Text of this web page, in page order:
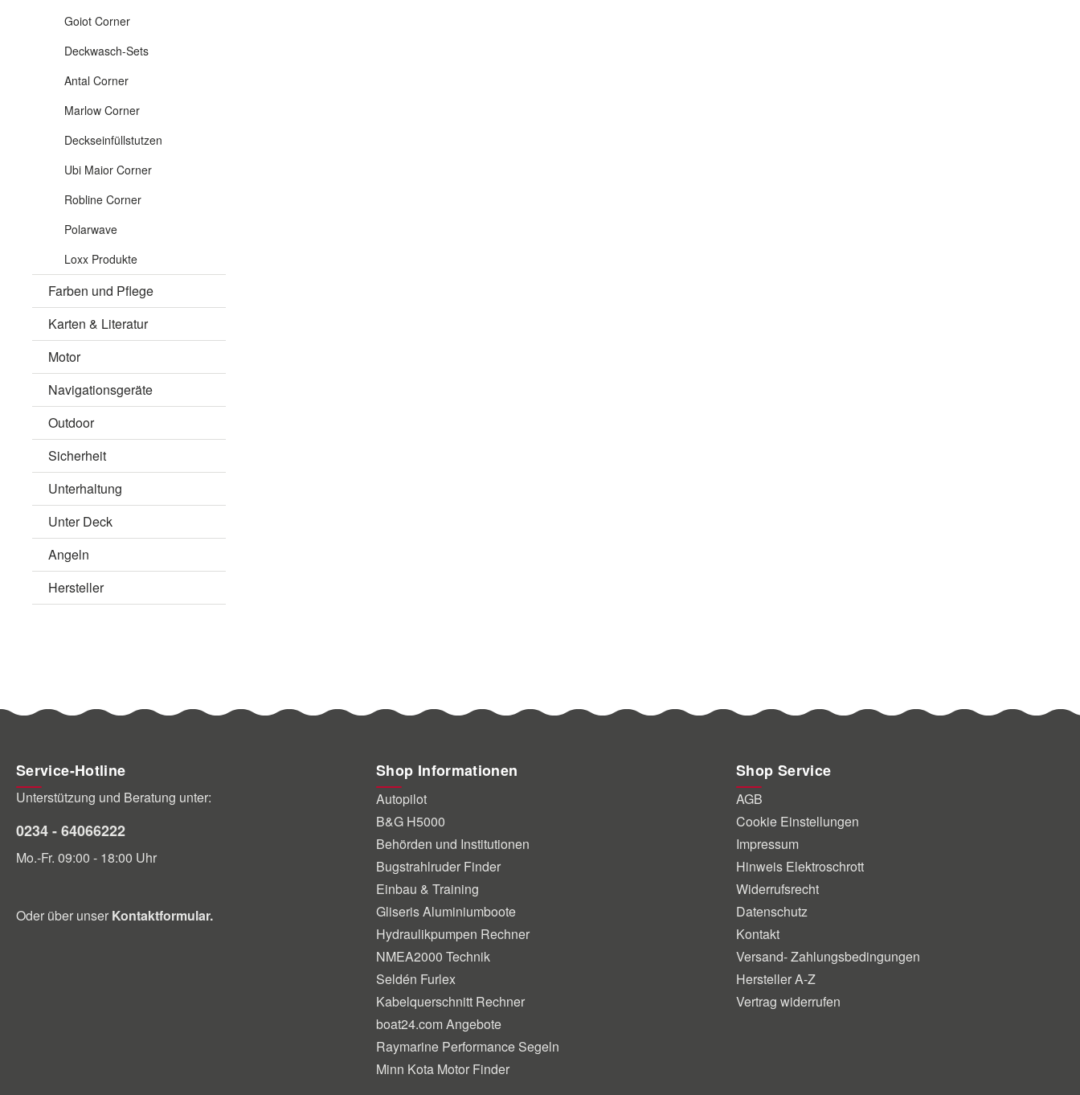
Goiot Corner
Deckwasch-Sets
Antal Corner
Marlow Corner
Deckseinfüllstutzen
Ubi Maior Corner
Robline Corner
Polarwave
Loxx Produkte
Farben und Pflege
Karten & Literatur
Motor
Navigationsgeräte
Outdoor
Sicherheit
Unterhaltung
Unter Deck
Angeln
Hersteller
Service-Hotline
Unterstützung und Beratung unter:
0234 - 64066222
Mo.-Fr. 09:00 - 18:00 Uhr
Oder über unser Kontaktformular.
Shop Informationen
Autopilot
B&G H5000
Behörden und Institutionen
Bugstrahlruder Finder
Einbau & Training
Gliseris Aluminiumboote
Hydraulikpumpen Rechner
NMEA2000 Technik
Seldén Furlex
Kabelquerschnitt Rechner
boat24.com Angebote
Raymarine Performance Segeln
Minn Kota Motor Finder
Shop Service
AGB
Cookie Einstellungen
Impressum
Hinweis Elektroschrott
Widerrufsrecht
Datenschutz
Kontakt
Versand- Zahlungsbedingungen
Hersteller A-Z
Vertrag widerrufen